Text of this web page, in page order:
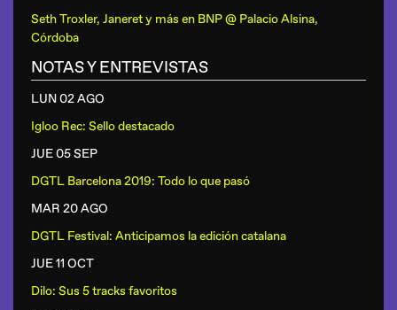
Seth Troxler, Janeret y más en BNP @ Palacio Alsina,
Córdoba
NOTAS Y ENTREVISTAS
LUN 02 AGO
Igloo Rec: Sello destacado
JUE 05 SEP
DGTL Barcelona 2019: Todo lo que pasó
MAR 20 AGO
DGTL Festival: Anticipamos la edición catalana
JUE 11 OCT
Dilo: Sus 5 tracks favoritos